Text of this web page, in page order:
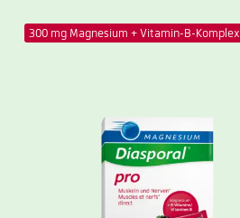
300 mg Magnesium + Vitamin-B-Komplex